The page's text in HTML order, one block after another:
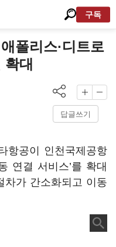
구독
폴리스·디트로
대
답글쓰기
항공이 인천국제공항
연결 서비스’를 확대
차가 간소화되고 이동